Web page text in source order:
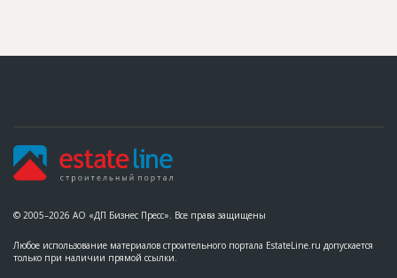
© 2005–2026 АО «ДП Бизнес Пресс». Все права защищены
Любое использование материалов строительного портала EstateLine.ru допускается
только при наличии прямой ссылки.